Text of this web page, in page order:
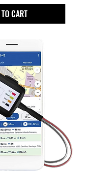
CART